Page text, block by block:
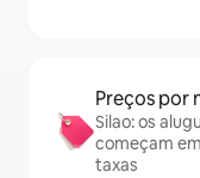
Preços por
Silao: os
começam
taxas